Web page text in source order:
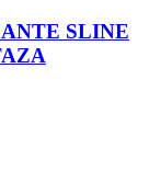
SLINE